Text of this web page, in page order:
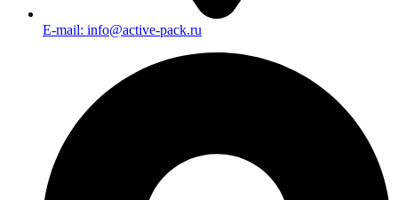
E-mail: info@active-pack.ru